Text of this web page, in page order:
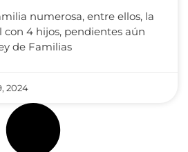
numerosa, entre ellos, la
con 4 hijos, pendientes aún
de Familias
2024